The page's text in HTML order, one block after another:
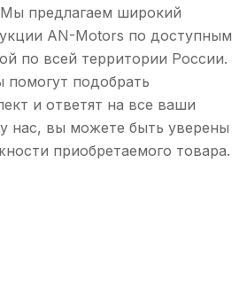
Мы предлагаем широкий
AN-Motors по доступным
по всей территории России.
подобрать
и ответят на все ваши
нас, вы можете быть уверены
приобретаемого товара.